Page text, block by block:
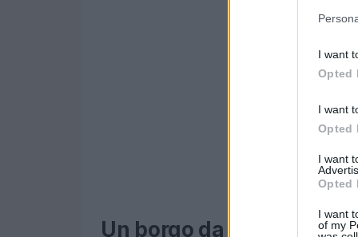
I want
Opted
I want
Opted
I want
Opted
I want
of my
Un borgo da sogno